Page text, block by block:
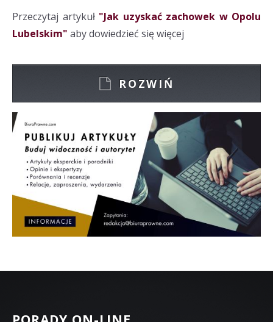
Przeczytaj artykuł "Jak uzyskać zachowek w Opolu
Lubelskim" aby dowiedzieć się więcej
ROZWIŃ